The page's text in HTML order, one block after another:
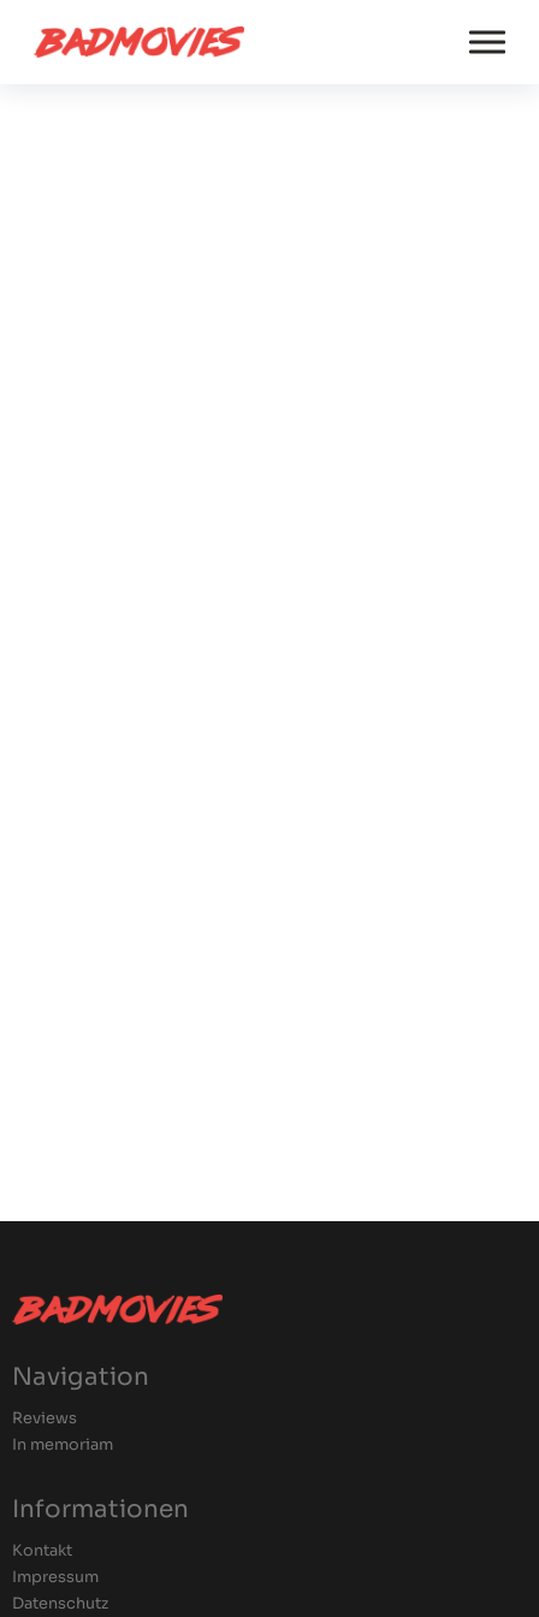
Navigation
Reviews
In memoriam
Informationen
Kontakt
Impressum
Datenschutz